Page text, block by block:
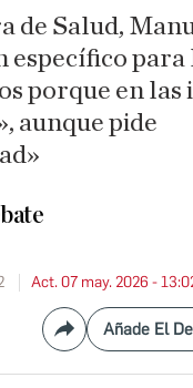
de Salud,
específico para
porque en las
aunque pide
Act. 07 may. 2026 -
Compartir
Añade El